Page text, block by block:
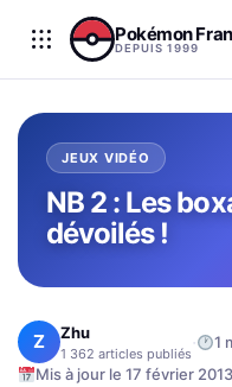
Aller au contenu
Pokémon
DEPUIS 1999
JEUX VIDÉO
NB 2 : Les
dévoilés !
Z Zhu
1 362 articles publiés · 1
Mis à jour le 17 février 2013